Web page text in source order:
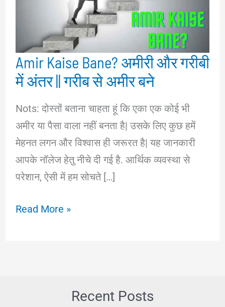
Amir Kaise Bane? अमीरी और गरीबी
में अंतर || गरीब से अमीर बने
Nots: दोस्तों बताना चाहता हूं कि एका एक कोई भी
अमीर या पैसा वाला नहीं बनता है| उसके लिए कुछ हमें
मेहनत लगन और विश्वास ही जरूरत है| यह जानकारी
आपके नॉलेज हेतु नीचे दी गई है. आर्थिक व्यवस्था से
परेशान, ऐसी में हम सोचते […]
Amir
Read More »
Recent Posts